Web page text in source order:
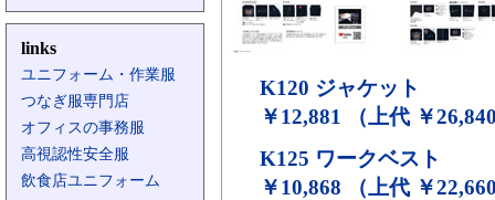
links
ユニフォーム・作業服
つなぎ服専門店
オフィスの事務服
高視認性安全服
飲食店ユニフォーム
K120 ジャケット
￥12,881 （上代 ￥
K125 ワークベスト
￥10,868 （上代 ￥